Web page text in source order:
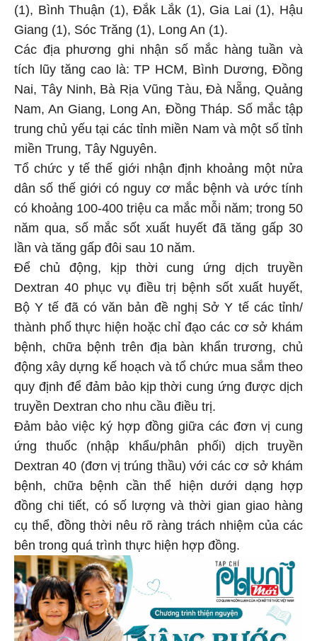
(1), Bình Thuận (1), Đắk Lắk (1), Gia Lai (1), Hậu
Giang (1), Sóc Trăng (1), Long An (1).
Các địa phương ghi nhận số mắc hàng tuần và
tích lũy tăng cao là: TP HCM, Bình Dương, Đồng
Nai, Tây Ninh, Bà Rịa Vũng Tàu, Đà Nẵng, Quảng
Nam, An Giang, Long An, Đồng Tháp. Số mắc tập
trung chủ yếu tại các tỉnh miền Nam và một số tỉnh
miền Trung, Tây Nguyên.
Tổ chức y tế thế giới nhận định khoảng một nửa
dân số thế giới có nguy cơ mắc bệnh và ước tính
có khoảng 100-400 triệu ca mắc mỗi năm; trong 50
năm qua, số mắc sốt xuất huyết đã tăng gấp 30
lần và tăng gấp đôi sau 10 năm.
Để chủ động, kịp thời cung ứng dịch truyền
Dextran 40 phục vụ điều trị bệnh sốt xuất huyết,
Bộ Y tế đã có văn bản đề nghị Sở Y tế các tỉnh/
thành phố thực hiện hoặc chỉ đạo các cơ sở khám
bệnh, chữa bệnh trên địa bàn khẩn trương, chủ
động xây dựng kế hoạch và tổ chức mua sắm theo
quy định để đảm bảo kịp thời cung ứng được dịch
truyền Dextran cho nhu cầu điều trị.
Đảm bảo việc ký hợp đồng giữa các đơn vị cung
ứng thuốc (nhập khẩu/phân phối) dịch truyền
Dextran 40 (đơn vị trúng thầu) với các cơ sở khám
bệnh, chữa bệnh cần thể hiện dưới dạng hợp
đồng chi tiết, có số lượng và thời gian giao hàng
cụ thể, đồng thời nêu rõ ràng trách nhiệm của các
bên trong quá trình thực hiện hợp đồng.